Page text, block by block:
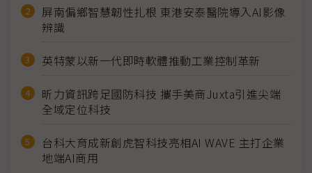
屏南偏鄉智慧韌性扎根 東港安泰醫院導入AI影像
辨識
英特蒙以新一代即時軟體推動工業控制革新
昕力資訊跨足國防科技 攜手美商Juxta引進尖端
全域定位科技
台科大育成新創虎智科技亮相AI WAVE 主打企業
地端AI商用